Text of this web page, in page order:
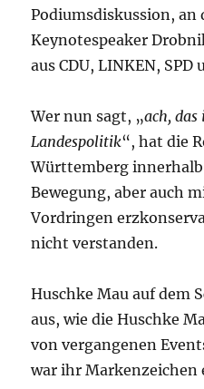
Podiumsdiskussion, an
Keynotespeaker
aus CDU, LINKEN,
Wer nun sagt, „ach,
Landespolitik“, hat die
Württemberg
Bewegung, aber auch
Vordringen
nicht verstanden.
Huschke Mau auf dem
aus, wie die Huschke
von vergangenen
war ihr Markenzeichen